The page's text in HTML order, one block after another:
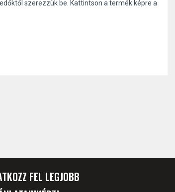
szerezzük be. Kattintson a termék képre a
FEL LEGJOBB